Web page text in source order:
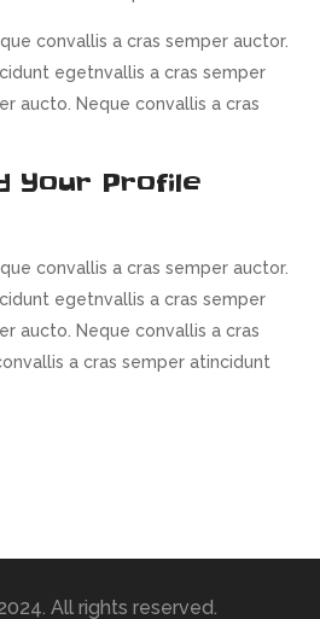
convallis a cras semper auctor.
egetnvallis a cras semper
aucto. Neque convallis a cras
Your Profile
convallis a cras semper auctor.
egetnvallis a cras semper
aucto. Neque convallis a cras
a cras semper atincidunt
All rights reserved.